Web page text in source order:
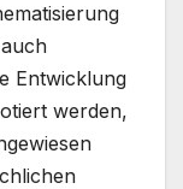
Entwicklung
werden,